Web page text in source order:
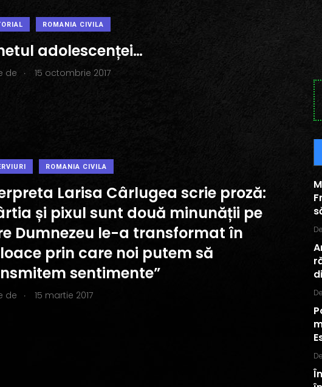
ROMANIA CIVILA
adolescenței…
de . 15 octombrie 2017
ROMANIA CIVILA
Larisa Cârlugea scrie proză:
și pixul sunt două minunății pe
Dumnezeu le-a transformat în
prin care noi putem să
sentimente”
de . 15 martie 2017
De
De
De